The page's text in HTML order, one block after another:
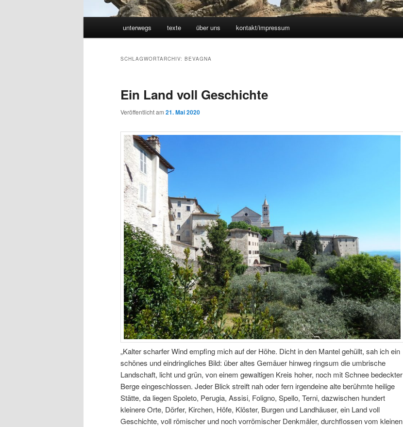
unterwegs texte über uns kontakt/impressum
SCHLAGWORTARCHIV: BEVAGNA
Ein Land voll Geschichte
Veröffentlicht am 21. Mai 2020
„Kalter scharfer Wind empfing mich auf der Höhe. Dicht in den Mantel gehüllt, sah ich ein
schönes und eindringliches Bild: über altes Gemäuer hinweg ringsum die umbrische
Landschaft, licht und grün, von einem gewaltigen Kreis hoher, noch mit Schnee bedeckter
Berge eingeschlossen. Jeder Blick streift nah oder fern irgendeine alte berühmte heilige
Stätte, da liegen Spoleto, Perugia, Assisi, Foligno, Spello, Terni, dazwischen hundert
kleinere Orte, Dörfer, Kirchen, Höfe, Klöster, Burgen und Landhäuser, ein Land voll
Geschichte, voll römischer und noch vorrömischer Denkmäler, durchflossen vom kleinen